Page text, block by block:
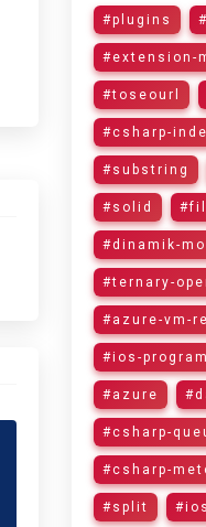
#plugins
#extension-
#toseourl
#csharp-
#substring
#solid
#dinamik-
#ternary-
#azure-vm-
#ios-
#azure
#csharp-
#csharp-
#split